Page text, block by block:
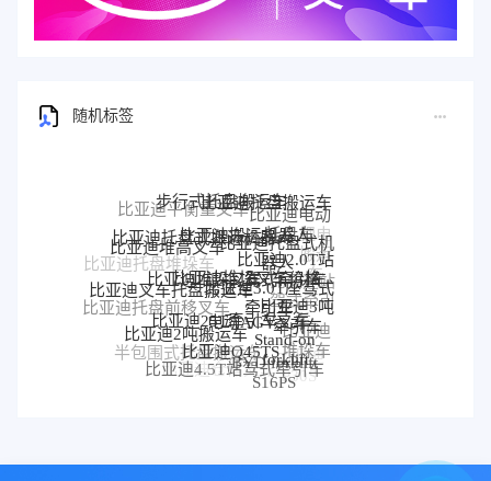
随机标签
比亚迪平衡重叉车
步行式托盘搬运车
比亚迪托盘搬运车
比亚迪电动
托盘车
比亚迪托盘堆垛车
比亚迪堆高叉车
比亚迪托盘式搬运机器人
比亚迪搬运机器人
比亚迪托盘式机
器人
比亚迪2.0T站
驾式牵引车
比亚迪站
驾式牵引
车
比亚迪前移叉车
比亚迪托盘前移叉车
比亚迪叉车托盘搬运车
比亚迪堆垛叉车
比亚迪堆垛叉车价格
比亚迪3.0T座驾式
牵引车
比亚迪3吨
牵引车
比亚迪
堆垛车
比亚迪
P30S
比亚迪站驾式托盘搬运
车
比亚迪仓储叉车
半包围式托盘搬运车
比亚迪2吨搬运车
比亚迪25T牵引车
电动AGV叉车
Stand-on
forklift
BYD forklift
S16PS
比亚迪4.5T站驾式牵引车
比亚迪Q45TS